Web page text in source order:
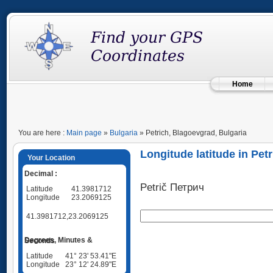
Home
You are here : Main page » Bulgaria » Petrich, Blagoevgrad, Bulgaria
Your Location
Decimal :
Latitude
41.3981712
Longitude
23.2069125
41.3981712,23.2069125
Degrees, Minutes & Seconds
Latitude
41° 23' 53.41"E
Longitude
23° 12' 24.89"E
Longitude latitude in
Petrič Петрич